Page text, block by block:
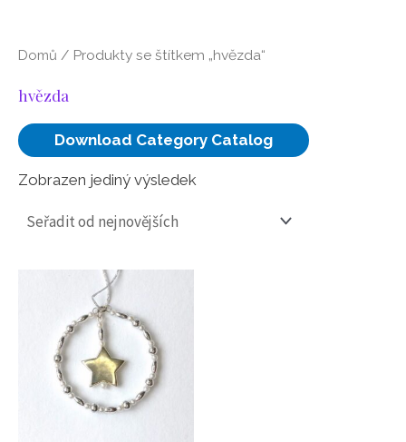
Domů / Produkty se štítkem „hvězda“
hvězda
Download Category Catalog
Zobrazen jediný výsledek